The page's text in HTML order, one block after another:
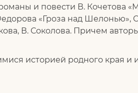
и повести В. Кочетова
«Гроза над Шелонью»,
В. Соколова. Причем
историей родного края и